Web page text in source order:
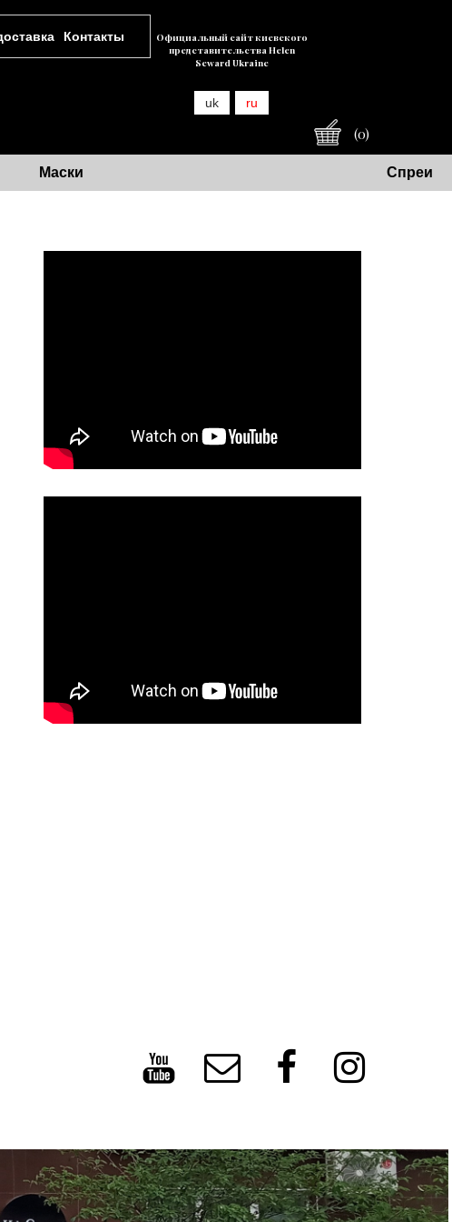
(0)
Контакты
Официальный сайт киевского
представительства Helen
Seward Ukraine
uk ru
Маски Спреи


